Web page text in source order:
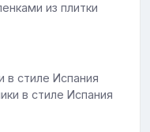
из плитки
в стиле Испания